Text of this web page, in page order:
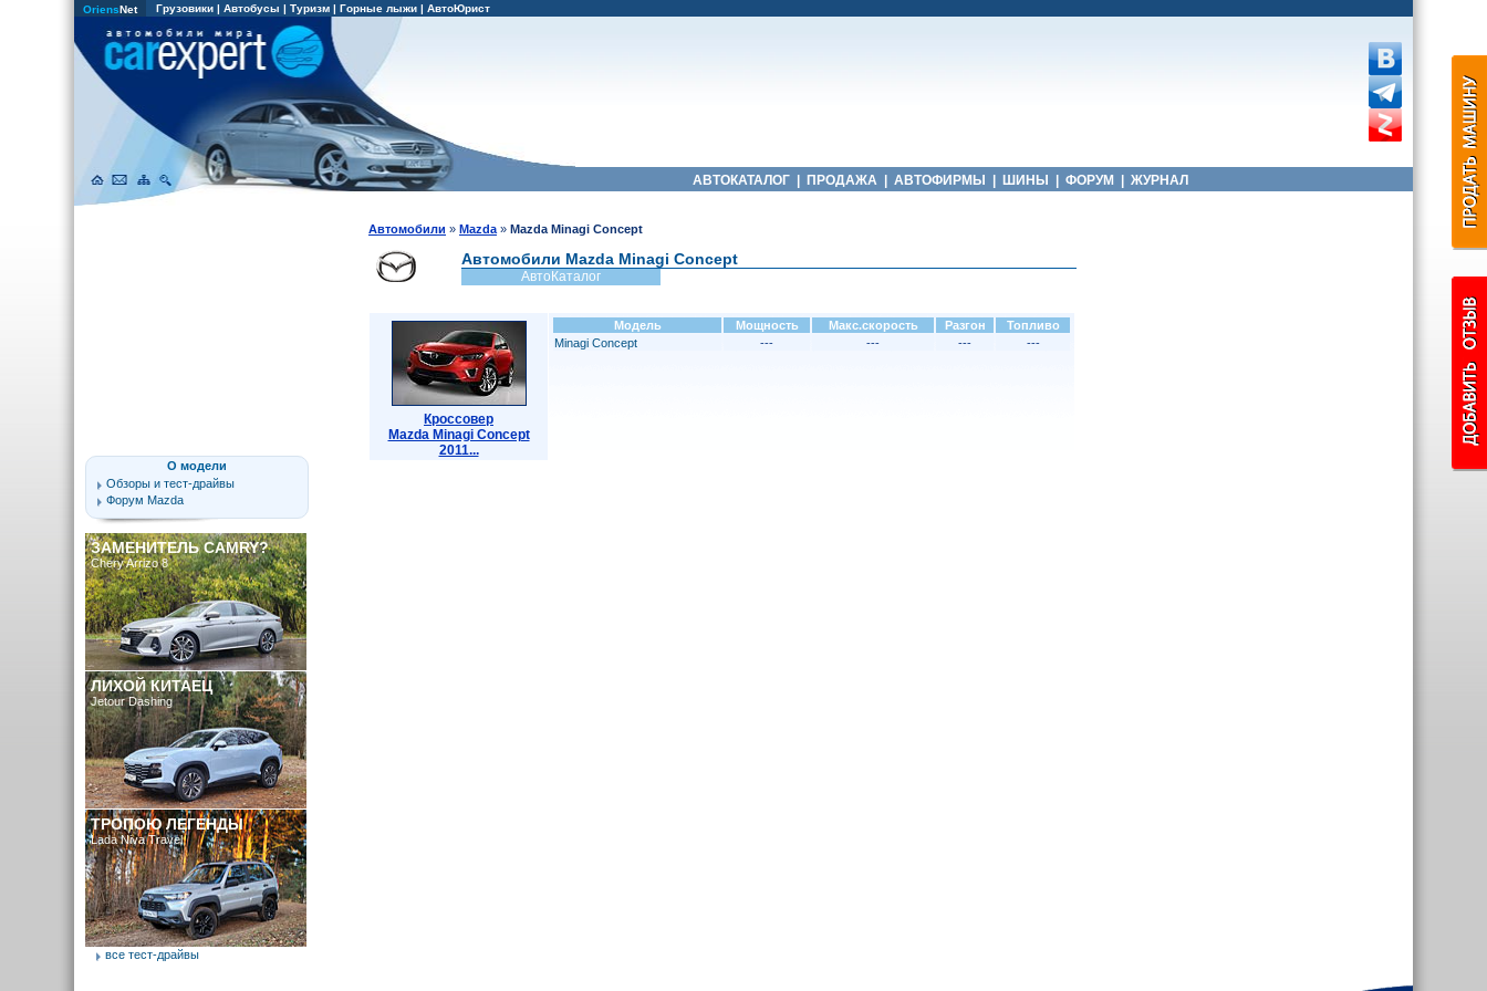
OriensNet Грузовики | Автобусы | Туризм | Горные лыжи | АвтоЮрист
АВТОКАТАЛОГ ПРОДАЖА АВТОФИРМЫ ШИНЫ ФОРУМ ЖУРНАЛ
О модели
Обзоры и тест-драйвы
Форум Mazda
ЗАМЕНИТЕЛЬ CAMRY?
Chery Arrizo 8
ЛИХОЙ КИТАЕЦ
Jetour Dashing
ТРОПОЮ ЛЕГЕНДЫ
Lada Niva Travel
все тест-драйвы
Автомобили » Mazda » Mazda Minagi Concept
Автомобили Mazda Minagi Concept
АвтоКаталог
Кроссовер
Mazda Minagi Concept
2011...
Модель Мощность Макс.скорость Разгон
Топливо
Minagi Concept
--- --- --- ---